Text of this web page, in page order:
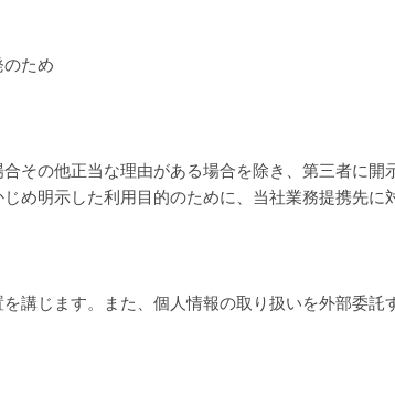
ため
その他正当な理由がある場合を除き、第三者に開
め明示した利用目的のために、当社業務提携先
講じます。また、個人情報の取り扱いを外部委